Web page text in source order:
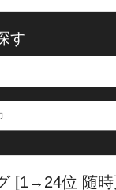
す
[1→24位 随時